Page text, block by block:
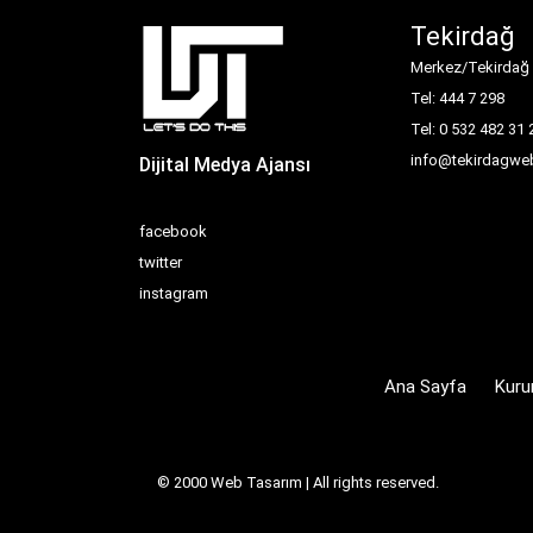
Dijital Medya Ajansı
facebook
twitter
instagram
Tekirdağ
Merkez/Tekirdağ
Tel: 444 7 298
Tel: 0 532 482 31
Ana Sayfa
© 2000 Web Tasarım | All rights reserved.